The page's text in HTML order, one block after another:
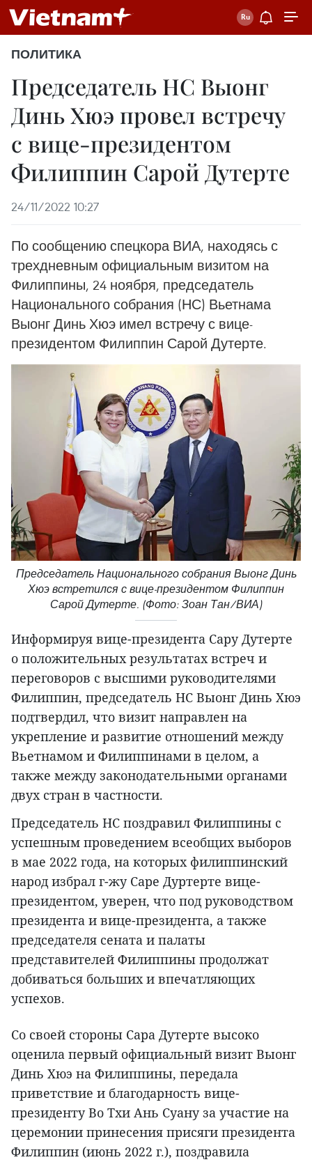
ПОЛИТИКА
Председатель НС Выонг
Динь Хюэ провел встречу
с вице-президентом
Филиппин Сарой Дутерте
24/11/2022 10:27
По сообщению спецкора ВИА, находясь с
трехдневным официальным визитом на
Филиппины, 24 ноября, председатель
Национального собрания (НС) Вьетнама
Выонг Динь Хюэ имел встречу с вице-
президентом Филиппин Сарой Дутерте.
Председатель Национального собрания Выонг Динь
Хюэ встретился с вице-президентом Филиппин
Сарой Дутерте. (Фото: Зоан Тан/ВИА)
Информируя вице-президента Сару Дутерте
о положительных результатах встреч и
переговоров с высшими руководителями
Филиппин, председатель НС Выонг Динь Хюэ
подтвердил, что визит направлен на
укрепление и развитие отношений между
Вьетнамом и Филиппинами в целом, а
также между законодательными органами
двух стран в частности.
Председатель НС поздравил Филиппины с
успешным проведением всеобщих выборов
в мае 2022 года, на которых филиппинский
народ избрал г-жу Саре Дуртерте вице-
президентом, уверен, что под руководством
президента и вице-президента, а также
председателя сената и палаты
представителей Филиппины продолжат
добиваться больших и впечатляющих
успехов.
Со своей стороны Сара Дутерте высоко
оценила первый официальный визит Выонг
Динь Хюэ на Филиппины, передала
приветствие и благодарность вице-
президенту Во Тхи Ань Суану за участие на
церемонии принесения присяги президента
Филиппин (июнь 2022 г.), поздравила